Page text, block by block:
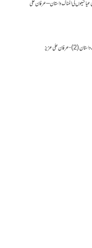
کی المناک داستان – عرفان علی
علی عزیز